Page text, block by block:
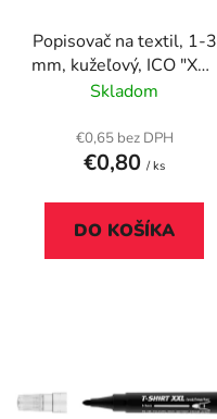
Popisovač na textil, 1-3
mm, kužeľový, ICO "XXL
T-Shirt", fialový
Skladom
€0,65 bez DPH
€0,80 / ks
DO KOŠÍKA